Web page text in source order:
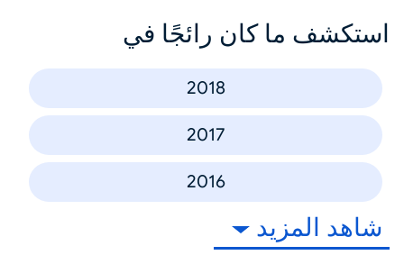
استكشف ما كان رائجًا في
2018
2017
2016
شاهد المزيد